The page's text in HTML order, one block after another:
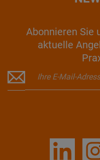
Abonnieren Sie
aktuelle